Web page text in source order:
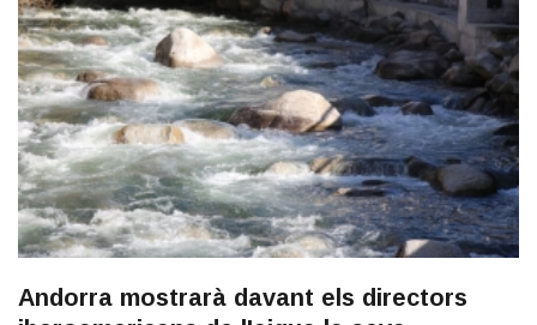
Andorra mostrarà davant els directors